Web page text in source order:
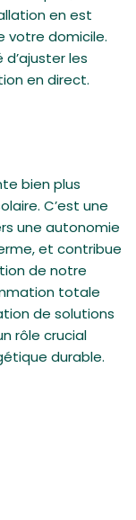
en est
votre domicile.
les
en direct.
bien plus
C’est une
une autonomie
et contribue
de notre
totale
de solutions
rôle crucial
durable.